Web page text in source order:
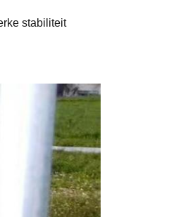
stabiliteit